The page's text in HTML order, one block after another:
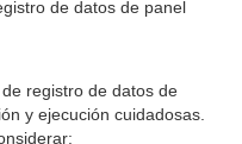
de datos de panel
registro de datos de
y ejecución cuidadosas.